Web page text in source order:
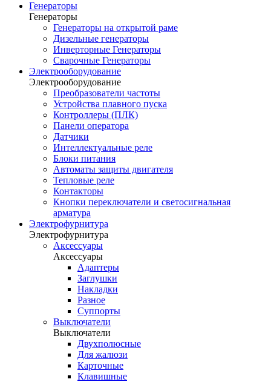
Генераторы
Генераторы
Генераторы на открытой раме
Дизельные генераторы
Инверторные Генераторы
Сварочные Генераторы
Электрооборудование
Электрооборудование
Преобразователи частоты
Устройства плавного пуска
Контроллеры (ПЛК)
Панели оператора
Датчики
Интеллектуальные реле
Блоки питания
Автоматы защиты двигателя
Тепловые реле
Контакторы
Кнопки переключатели и светосигнальная
арматура
Электрофурнитура
Электрофурнитура
Аксессуары
Аксессуары
Адаптеры
Заглушки
Накладки
Разное
Суппорты
Выключатели
Выключатели
Двухполюсные
Для жалюзи
Карточные
Клавишные